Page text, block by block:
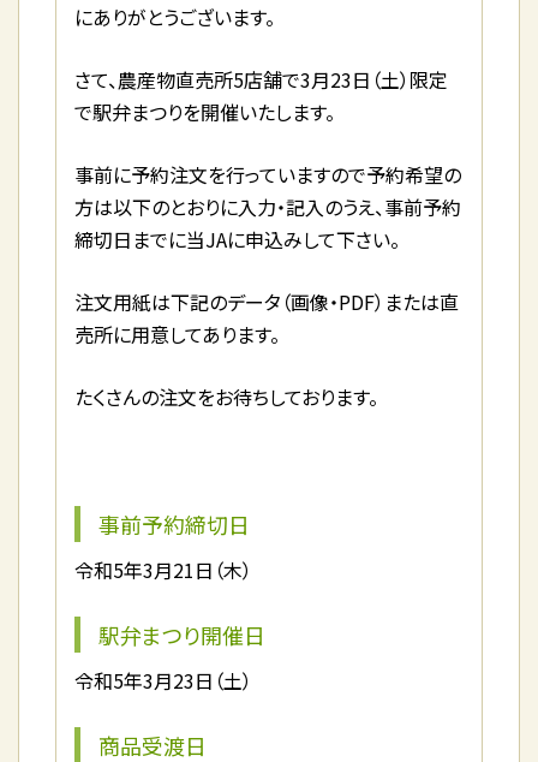
にありがとうございます。
さて、農産物直売所5店舗で3月23日（土）限定
で駅弁まつりを開催いたします。
事前に予約注文を行っていますので予約希望の
方は以下のとおりに入力・記入のうえ、事前予約
締切日までに当JAに申込みして下さい。
注文用紙は下記のデータ（画像・PDF）または直
売所に用意してあります。
たくさんの注文をお待ちしております。
事前予約締切日
令和5年3月21日（木）
駅弁まつり開催日
令和5年3月23日（土）
商品受渡日